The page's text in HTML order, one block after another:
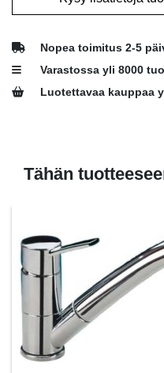
Nopea toimitus 2-5
Varastossa yli 8000
Luotettavaa kauppaa
Tähän